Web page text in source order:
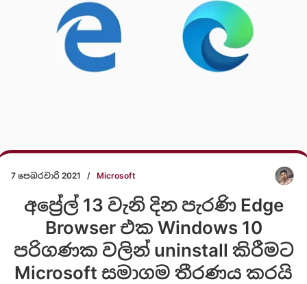
7 පෙබරවාරි 2021 / Microsoft
අප්‍රේල් 13 වැනි දින පැරණි Edge
Browser එක Windows 10
පරිගණක වලින් uninstall කිරීමට
Microsoft සමාගම තීරණය කරයි